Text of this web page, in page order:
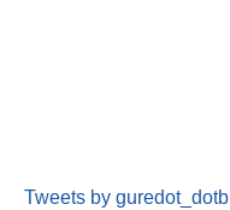
Tweets by guredot_dotb